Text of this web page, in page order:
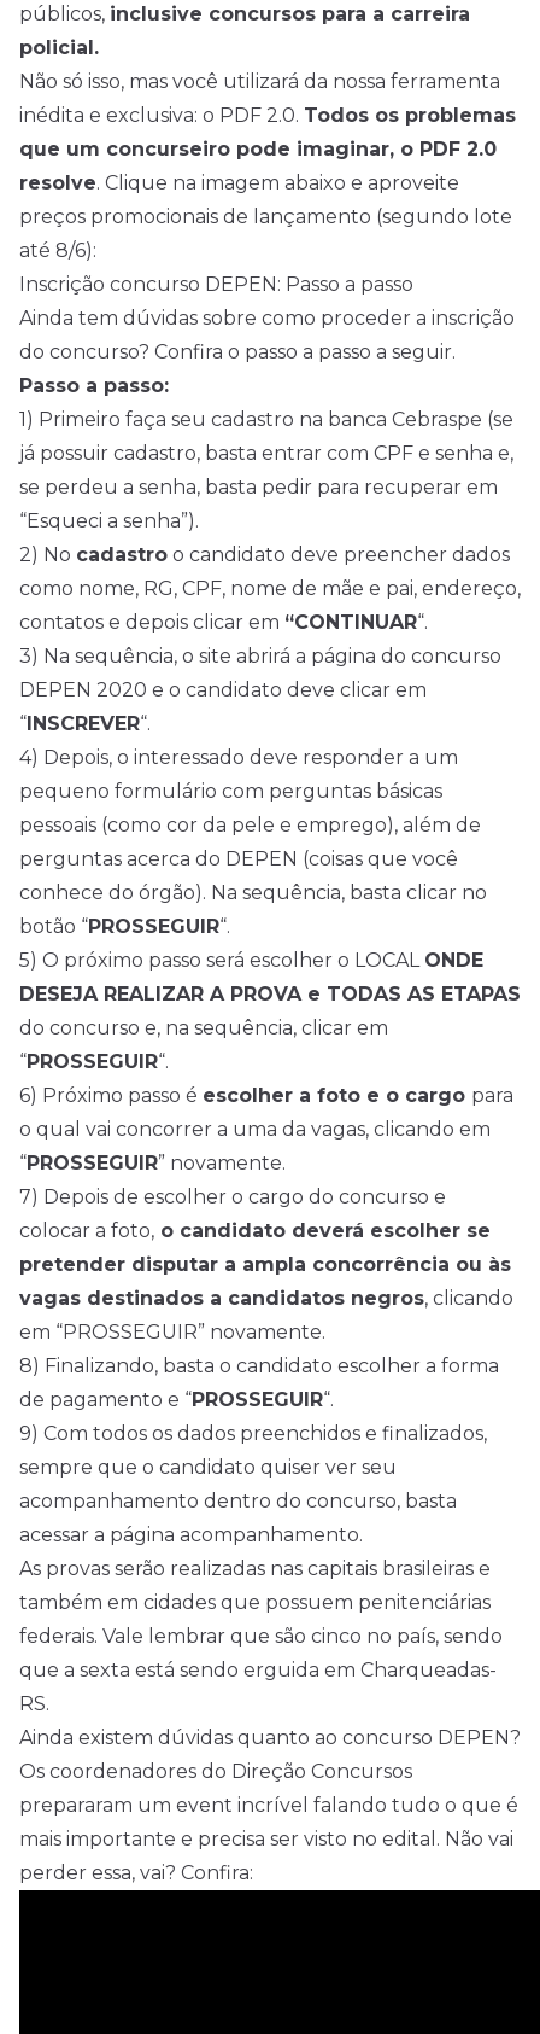
públicos, inclusive concursos para a carreira
policial.
Não só isso, mas você utilizará da nossa ferramenta
inédita e exclusiva: o PDF 2.0. Todos os problemas
que um concurseiro pode imaginar, o PDF 2.0
resolve. Clique na imagem abaixo e aproveite
preços promocionais de lançamento (segundo lote
até 8/6):
Inscrição concurso DEPEN: Passo a passo
Ainda tem dúvidas sobre como proceder a inscrição
do concurso? Confira o passo a passo a seguir.
Passo a passo:
1) Primeiro faça seu cadastro na banca Cebraspe (se
já possuir cadastro, basta entrar com CPF e senha e,
se perdeu a senha, basta pedir para recuperar em
“Esqueci a senha”).
2) No cadastro o candidato deve preencher dados
como nome, RG, CPF, nome de mãe e pai, endereço,
contatos e depois clicar em “CONTINUAR“.
3) Na sequência, o site abrirá a página do concurso
DEPEN 2020 e o candidato deve clicar em
“INSCREVER“.
4) Depois, o interessado deve responder a um
pequeno formulário com perguntas básicas
pessoais (como cor da pele e emprego), além de
perguntas acerca do DEPEN (coisas que você
conhece do órgão). Na sequência, basta clicar no
botão “PROSSEGUIR“.
5) O próximo passo será escolher o LOCAL ONDE
DESEJA REALIZAR A PROVA e TODAS AS ETAPAS
do concurso e, na sequência, clicar em
“PROSSEGUIR“.
6) Próximo passo é escolher a foto e o cargo para
o qual vai concorrer a uma da vagas, clicando em
“PROSSEGUIR” novamente.
7) Depois de escolher o cargo do concurso e
colocar a foto, o candidato deverá escolher se
pretender disputar a ampla concorrência ou às
vagas destinados a candidatos negros, clicando
em “PROSSEGUIR” novamente.
8) Finalizando, basta o candidato escolher a forma
de pagamento e “PROSSEGUIR“.
9) Com todos os dados preenchidos e finalizados,
sempre que o candidato quiser ver seu
acompanhamento dentro do concurso, basta
acessar a página acompanhamento.
As provas serão realizadas nas capitais brasileiras e
também em cidades que possuem penitenciárias
federais. Vale lembrar que são cinco no país, sendo
que a sexta está sendo erguida em Charqueadas-
RS.
Ainda existem dúvidas quanto ao concurso DEPEN?
Os coordenadores do Direção Concursos
prepararam um event incrível falando tudo o que é
mais importante e precisa ser visto no edital. Não vai
perder essa, vai? Confira: